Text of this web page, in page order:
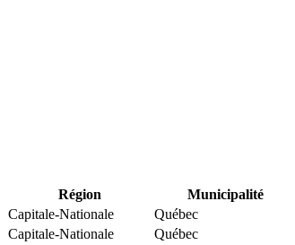
Région Municipalité
Capitale-Nationale
Québec
Capitale-Nationale
Québec